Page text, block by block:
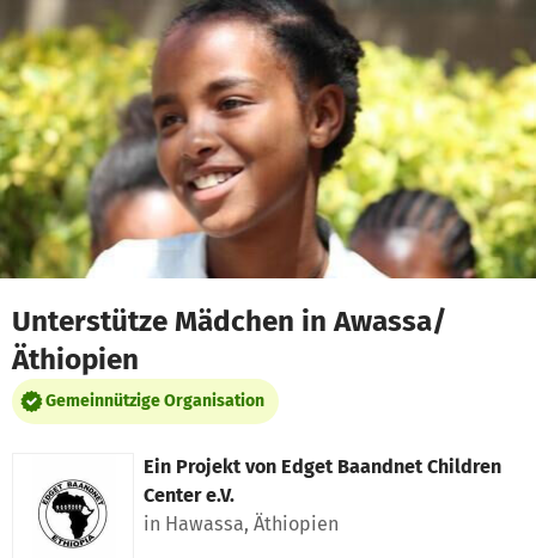
Zum Hauptinhalt springen
Erklärung zur Barrierefreiheit anzeigen
Unterstütze Mädchen in Awassa/
Äthiopien
Gemeinnützige Organisation
Ein Projekt von Edget Baandnet Children
Center e.V.
in Hawassa, Äthiopien